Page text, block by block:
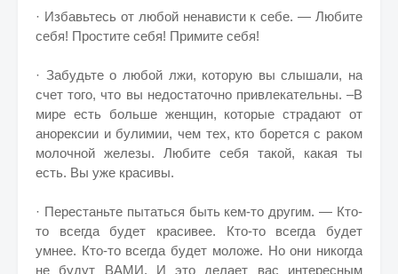
· Избавьтесь от любой ненависти к себе. — Любите
себя! Простите себя! Примите себя!
· Забудьте о любой лжи, которую вы слышали, на
счет того, что вы недостаточно привлекательны. –В
мире есть больше женщин, которые страдают от
анорексии и булимии, чем тех, кто борется с раком
молочной железы. Любите себя такой, какая ты
есть. Вы уже красивы.
· Перестаньте пытаться быть кем-то другим. — Кто-
то всегда будет красивее. Кто-то всегда будет
умнее. Кто-то всегда будет моложе. Но они никогда
не будут ВАМИ. И это делает вас интересным